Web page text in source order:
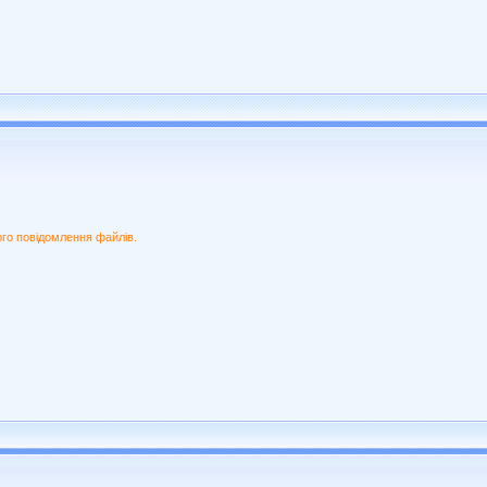
повідомлення файлів.